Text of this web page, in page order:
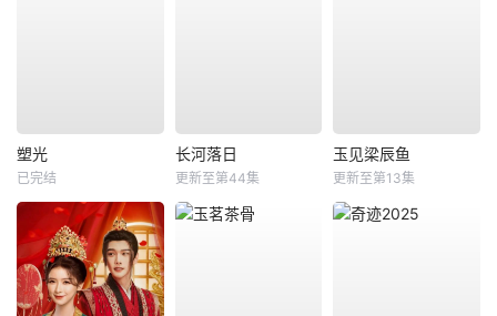
塑光
已完结
长河落日
更新至第44集
玉见梁辰鱼
更新至第13集